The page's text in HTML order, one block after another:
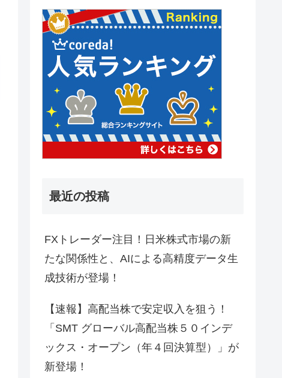
最近の投稿
FXトレーダー注目！日米株式市場の新
たな関係性と、AIによる高精度データ生
成技術が登場！
【速報】高配当株で安定収入を狙う！
「SMT グローバル高配当株５０インデ
ックス・オープン（年４回決算型）」が
新登場！